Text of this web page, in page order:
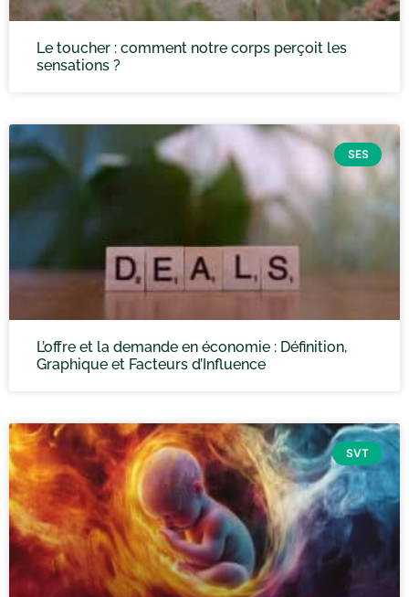
Le toucher : comment notre corps perçoit les
sensations ?
SES
L’offre et la demande en économie : Définition,
Graphique et Facteurs d’Influence
SVT